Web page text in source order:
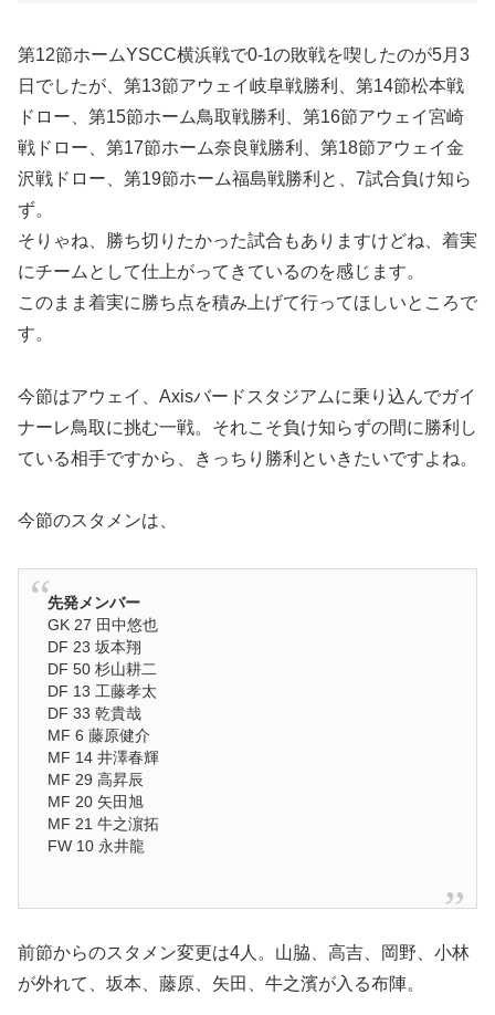
第12節ホームYSCC横浜戦で0-1の敗戦を喫したのが5月3
日でしたが、第13節アウェイ岐阜戦勝利、第14節松本戦
ドロー、第15節ホーム鳥取戦勝利、第16節アウェイ宮崎
戦ドロー、第17節ホーム奈良戦勝利、第18節アウェイ金
沢戦ドロー、第19節ホーム福島戦勝利と、7試合負け知ら
ず。
そりゃね、勝ち切りたかった試合もありますけどね、着実
にチームとして仕上がってきているのを感じます。
このまま着実に勝ち点を積み上げて行ってほしいところで
す。
今節はアウェイ、Axisバードスタジアムに乗り込んでガイ
ナーレ鳥取に挑む一戦。それこそ負け知らずの間に勝利し
ている相手ですから、きっちり勝利といきたいですよね。
今節のスタメンは、
先発メンバー
GK 27 田中悠也
DF 23 坂本翔
DF 50 杉山耕二
DF 13 工藤孝太
DF 33 乾貴哉
MF 6 藤原健介
MF 14 井澤春輝
MF 29 高昇辰
MF 20 矢田旭
MF 21 牛之濵拓
FW 10 永井龍
前節からのスタメン変更は4人。山脇、高吉、岡野、小林
が外れて、坂本、藤原、矢田、牛之濱が入る布陣。